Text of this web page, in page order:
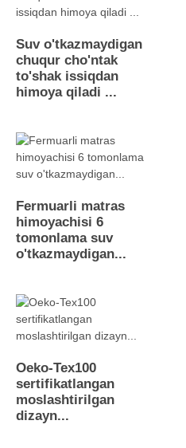
Suv o'tkazmaydigan
chuqur cho'ntak
to'shak issiqdan
himoya qiladi ...
Fermuarli matras
himoyachisi 6
tomonlama suv
o'tkazmaydigan...
Oeko-Tex100
sertifikatlangan
moslashtirilgan
dizayn...